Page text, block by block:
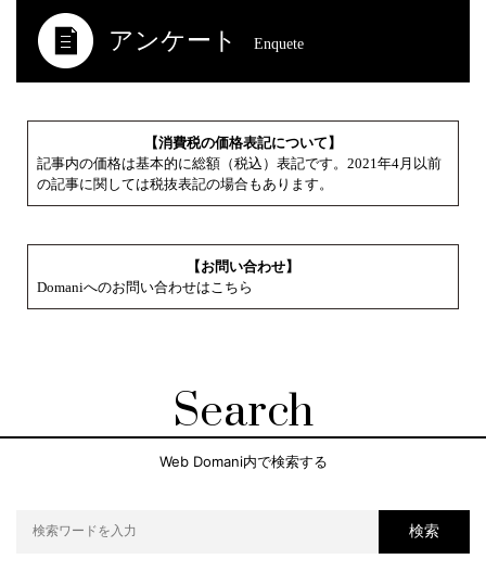
アンケート Enquete
【消費税の価格表記について】
記事内の価格は基本的に総額（税込）表記です。2021年4月以前
の記事に関しては税抜表記の場合もあります。
【お問い合わせ】
Domaniへのお問い合わせはこちら
Search
Web Domani内で検索する
検索